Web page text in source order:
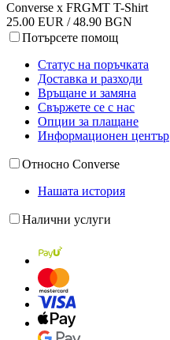
Converse x FRGMT T-Shirt
25.00 EUR / 48.90 BGN
Потърсете помощ
Статус на поръчката
Доставка и разходи
Връщане и замяна
Свържете се с нас
Опции за плащане
Информационен център
Относно Converse
Нашата история
Налични услуги